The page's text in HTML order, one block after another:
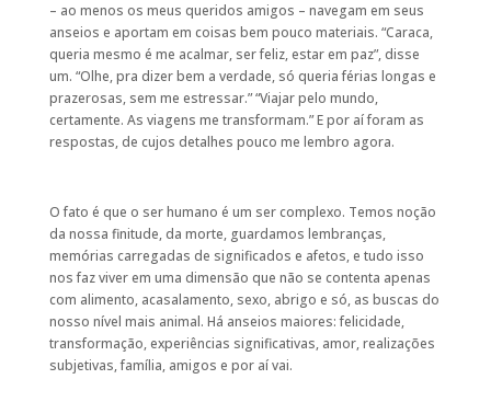
– ao menos os meus queridos amigos – navegam em seus
anseios e aportam em coisas bem pouco materiais. “Caraca,
queria mesmo é me acalmar, ser feliz, estar em paz”, disse
um. “Olhe, pra dizer bem a verdade, só queria férias longas e
prazerosas, sem me estressar.” “Viajar pelo mundo,
certamente. As viagens me transformam.” E por aí foram as
respostas, de cujos detalhes pouco me lembro agora.
O fato é que o ser humano é um ser complexo. Temos noção
da nossa finitude, da morte, guardamos lembranças,
memórias carregadas de significados e afetos, e tudo isso
nos faz viver em uma dimensão que não se contenta apenas
com alimento, acasalamento, sexo, abrigo e só, as buscas do
nosso nível mais animal. Há anseios maiores: felicidade,
transformação, experiências significativas, amor, realizações
subjetivas, família, amigos e por aí vai.